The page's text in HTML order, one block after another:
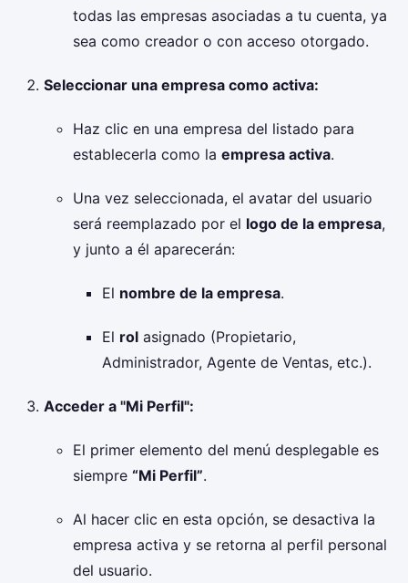
todas las empresas asociadas a tu cuenta, ya
sea como creador o con acceso otorgado.
Seleccionar una empresa como activa:
Haz clic en una empresa del listado para
establecerla como la empresa activa.
Una vez seleccionada, el avatar del usuario
será reemplazado por el logo de la empresa,
y junto a él aparecerán:
El nombre de la empresa.
El rol asignado (Propietario,
Administrador, Agente de Ventas, etc.).
Acceder a "Mi Perfil":
El primer elemento del menú desplegable es
siempre “Mi Perfil”.
Al hacer clic en esta opción, se desactiva la
empresa activa y se retorna al perfil personal
del usuario.